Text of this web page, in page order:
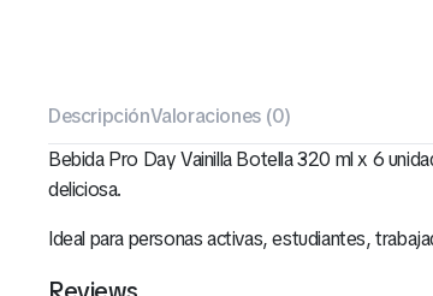
DescripciónValoraciones (0)
Bebida Pro Day Vainilla Botella 320 ml x 6
deliciosa.
Ideal para personas activas, estudiantes,